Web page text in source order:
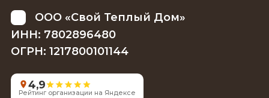
ООО «Свой Теплый Дом»
ИНН: 7802896480
ОГРН: 1217800101144
4,9
Рейтинг организации на Яндексе